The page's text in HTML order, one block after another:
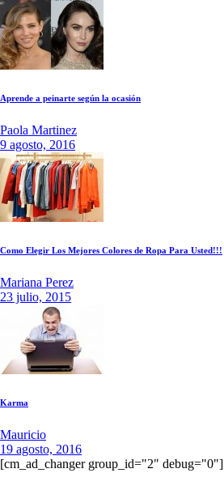
Aprende a peinarte según la ocasión
Paola Martinez
9 agosto, 2016
Como Elegir Los Mejores Colores de Ropa Para Usted!!!
Mariana Perez
23 julio, 2015
Karma
Mauricio
19 agosto, 2016
[cm_ad_changer group_id="2" debug="0"]